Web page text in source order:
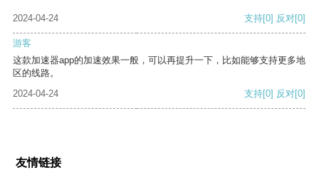
2024-04-24 支持[0] 反对[0]
游客
这款加速器app的加速效果一般，可以再提升一下，比如能够支持更多地
区的线路。
2024-04-24
支持[0] 反对[0]
友情链接